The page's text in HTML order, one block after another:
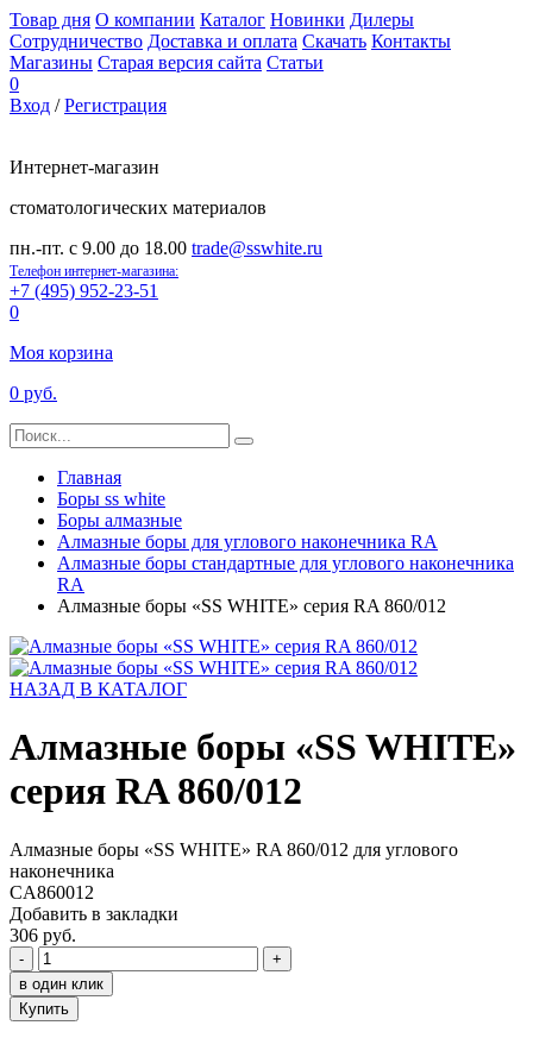
Товар дня О компании Каталог Новинки Дилеры
Сотрудничество Доставка и оплата Скачать Контакты
Магазины Старая версия сайта Статьи
0
Вход /Регистрация
Интернет-магазин
стоматологических материалов
пн.-пт. с 9.00 до 18.00 trade@sswhite.ru
Телефон интернет-магазина:
+7 (495) 952-23-51
0
Моя корзина
0 руб.
Главная
Боры ss white
Боры алмазные
Алмазные боры для углового наконечника RA
Алмазные боры стандартные для углового наконечника
RA
Алмазные боры «SS WHITE» серия RA 860/012
НАЗАД В КАТАЛОГ
Алмазные боры «SS WHITE»
серия RA 860/012
Алмазные боры «SS WHITE» RA 860/012 для углового
наконечника
CA860012
Добавить в закладки
306 руб.
-
+
в один клик
Купить